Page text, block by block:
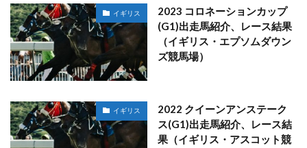
イギリス
2023 コロネーションカップ
(G1)出走馬紹介、レース結果
（イギリス・エプソムダウン
ズ競馬場）
イギリス
2022 クイーンアンステーク
ス(G1)出走馬紹介、レース結
果（イギリス・アスコット競